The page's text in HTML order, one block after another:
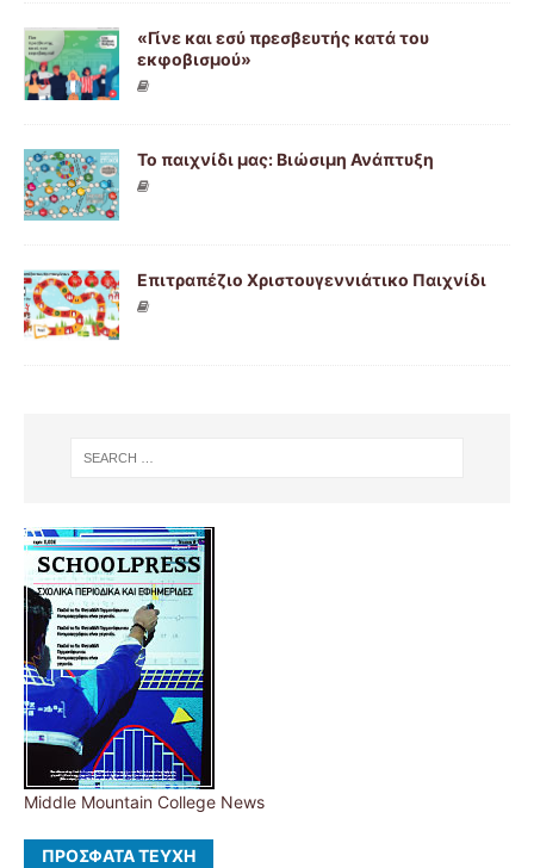
«Γίνε και εσύ πρεσβευτής κατά του
εκφοβισμού»
Το παιχνίδι μας: Βιώσιμη Ανάπτυξη
Επιτραπέζιο Χριστουγεννιάτικο Παιχνίδι
Middle Mountain College News
ΠΡΌΣΦΑΤΑ ΤΕΎΧΗ